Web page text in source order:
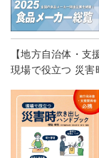
【地方自治体・支
現場で役立つ 災害